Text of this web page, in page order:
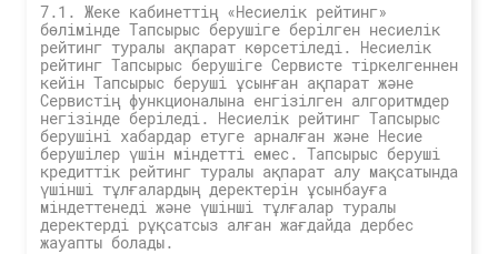
7.1. Жеке кабинеттің «Несиелік рейтинг»
бөлімінде Тапсырыс берушіге берілген несиелік
рейтинг туралы ақпарат көрсетіледі. Несиелік
рейтинг Тапсырыс берушіге Сервисте тіркелгеннен
кейін Тапсырыс беруші ұсынған ақпарат және
Сервистің функционалына енгізілген алгоритмдер
негізінде беріледі. Несиелік рейтинг Тапсырыс
берушіні хабардар етуге арналған және Несие
берушілер үшін міндетті емес. Тапсырыс беруші
кредиттік рейтинг туралы ақпарат алу мақсатында
үшінші тұлғалардың деректерін ұсынбауға
міндеттенеді және үшінші тұлғалар туралы
деректерді рұқсатсыз алған жағдайда дербес
жауапты болады.